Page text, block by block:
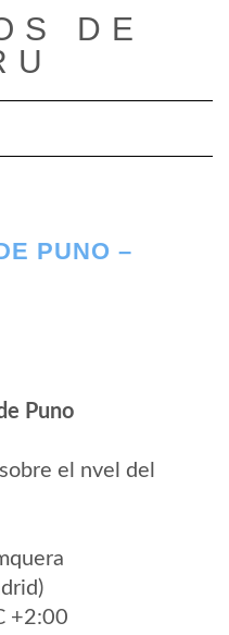
DE
modo de navegación
PUNO –
Puno
el nvel del
+2:00